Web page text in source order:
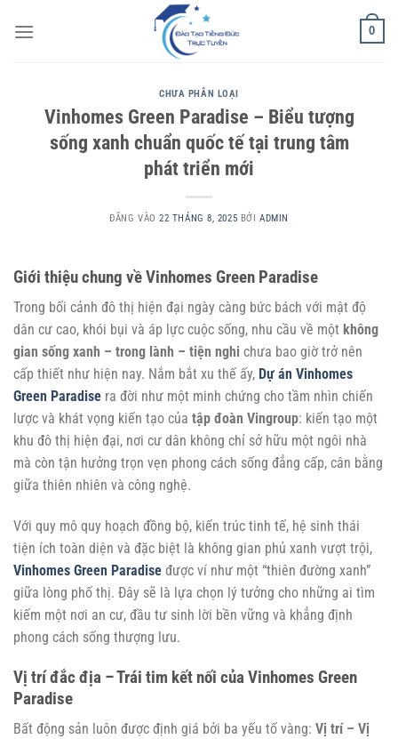
qua
0
CHƯA PHÂN LOẠI
Vinhomes Green Paradise – Biểu tượng
sống xanh chuẩn quốc tế tại trung tâm
phát triển mới
ĐĂNG VÀO22 THÁNG 8, 2025 BỞI ADMIN
Giới thiệu chung về Vinhomes Green Paradise
Trong bối cảnh đô thị hiện đại ngày càng bức bách với mật độ
dân cư cao, khói bụi và áp lực cuộc sống, nhu cầu về một không
gian sống xanh – trong lành – tiện nghi chưa bao giờ trở nên
cấp thiết như hiện nay. Nắm bắt xu thế ấy, Dự án Vinhomes
Green Paradise ra đời như một minh chứng cho tầm nhìn chiến
lược và khát vọng kiến tạo của tập đoàn Vingroup: kiến tạo một
khu đô thị hiện đại, nơi cư dân không chỉ sở hữu một ngôi nhà
mà còn tận hưởng trọn vẹn phong cách sống đẳng cấp, cân bằng
giữa thiên nhiên và công nghệ.
Với quy mô quy hoạch đồng bộ, kiến trúc tinh tế, hệ sinh thái
tiện ích toàn diện và đặc biệt là không gian phủ xanh vượt trội,
Vinhomes Green Paradise được ví như một “thiên đường xanh”
giữa lòng phố thị. Đây sẽ là lựa chọn lý tưởng cho những ai tìm
kiếm một nơi an cư, đầu tư sinh lời bền vững và khẳng định
phong cách sống thượng lưu.
Vị trí đắc địa – Trái tim kết nối của Vinhomes Green
Paradise
Bất động sản luôn được định giá bởi ba yếu tố vàng: Vị trí – Vị